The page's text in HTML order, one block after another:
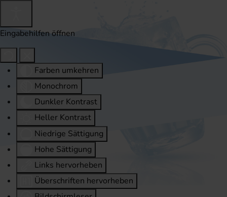
Eingabehilfen öffnen
Farben umkehren
Monochrom
Dunkler Kontrast
Heller Kontrast
Niedrige Sättigung
Hohe Sättigung
Links hervorheben
Überschriften hervorheben